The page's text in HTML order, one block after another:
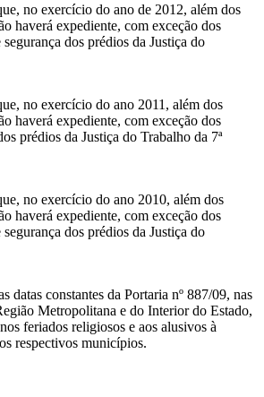
no exercício do ano de 2012, além dos
haverá expediente, com exceção dos
dos prédios da Justiça do
no exercício do ano 2011, além dos
haverá expediente, com exceção dos
prédios da Justiça do Trabalho da 7ª
no exercício do ano 2010, além dos
haverá expediente, com exceção dos
dos prédios da Justiça do
datas constantes da Portaria nº 887/09, nas
Metropolitana e do Interior do Estado,
feriados religiosos e aos alusivos à
respectivos municípios.